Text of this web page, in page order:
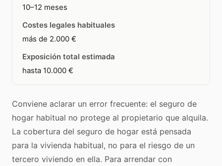
10–12 meses
Costes legales habituales
más de 2.000 €
Exposición total estimada
hasta 10.000 €
Conviene aclarar un error frecuente: el seguro de
hogar habitual no protege al propietario que alquila.
La cobertura del seguro de hogar está pensada
para la vivienda habitual, no para el riesgo de un
tercero viviendo en ella. Para arrendar con